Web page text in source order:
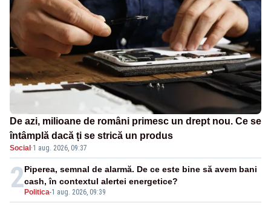
De azi, milioane de români primesc un drept nou. Ce se
întâmplă dacă ți se strică un produs
Social ·1 aug. 2026, 09:37
2 Politica-1 aug. 2026, 09:39
Piperea, semnal de alarmă. De ce este bine să avem bani
cash, în contextul alertei energetice?